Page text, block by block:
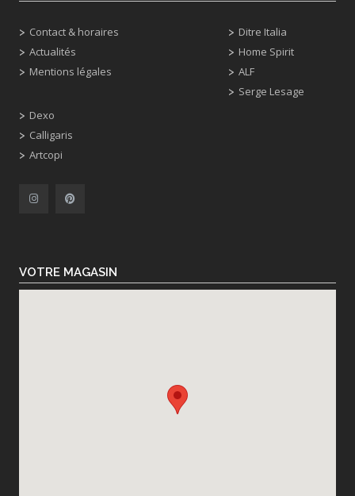
Contact & horaires
Actualités
Mentions légales
Dexo
Calligaris
Artcopi
Ditre Italia
Home Spirit
ALF
Serge Lesage
VOTRE MAGASIN